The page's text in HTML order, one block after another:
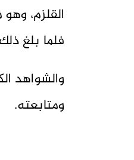
القلزم،
فلما بلغ
والشواهد
ومتابعته.